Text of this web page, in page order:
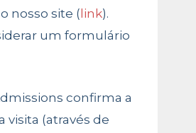
nosso site ( link).
um formulário
confirma a
visita (através de